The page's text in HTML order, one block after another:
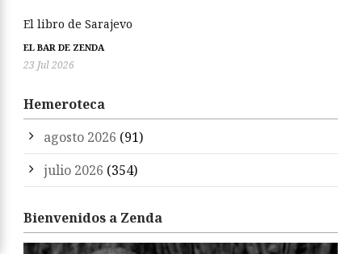
El libro de Sarajevo
EL BAR DE ZENDA
23 Jul 2026
Hemeroteca
agosto 2026 (91)
julio 2026 (354)
Bienvenidos a Zenda